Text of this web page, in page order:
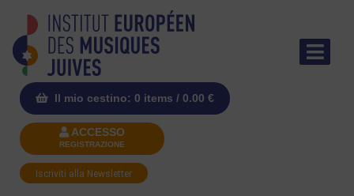
Il mio cestino: 0 items / 0.00 €
ACCESSO
REGISTRAZIONE
Iscriviti alla Newsletter